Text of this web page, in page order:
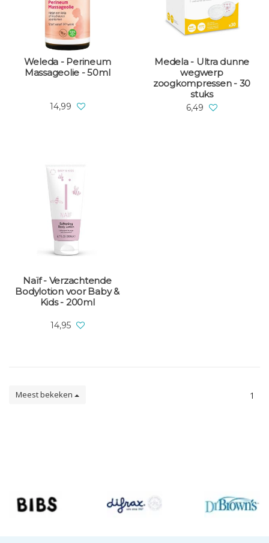
Weleda - Perineum
Massageolie - 50ml
14,99
Medela - Ultra dunne
wegwerp
zoogkompressen - 30
stuks
6,49
Naïf - Verzachtende
Bodylotion voor Baby &
Kids - 200ml
14,95
Meest bekeken 1